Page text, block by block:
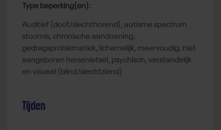
Type beperking(en):
auditief (doof/slechthorend), autisme spectrum
stoornis, chronische aandoening,
gedragsproblematiek, lichamelijk, meervoudig, niet
aangeboren hersenletsel, psychisch, verstandelijk
en visueel (blind/slechtziend)
Tijden